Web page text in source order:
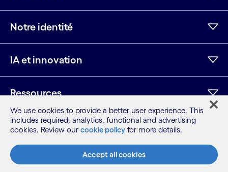
Notre identité
IA et innovation
Ressources
Instagram
Youtube
Plan du site
Conditions
We use cookies to provide a better user experience. This
includes required, analytics, functional and advertising
cookies. Review our cookie policy for more details.
Accept all cookies